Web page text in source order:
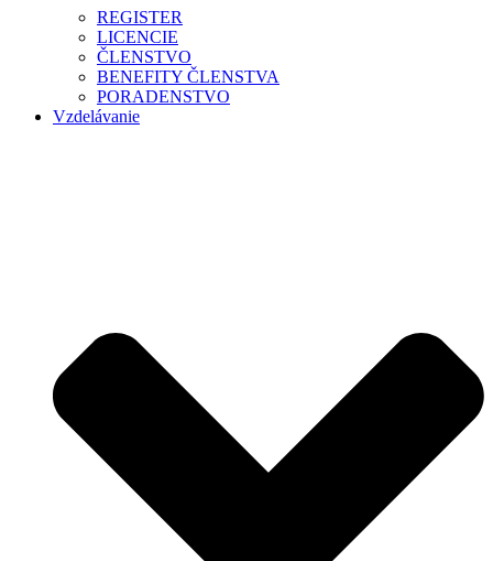
REGISTER
LICENCIE
ČLENSTVO
BENEFITY ČLENSTVA
PORADENSTVO
Vzdelávanie